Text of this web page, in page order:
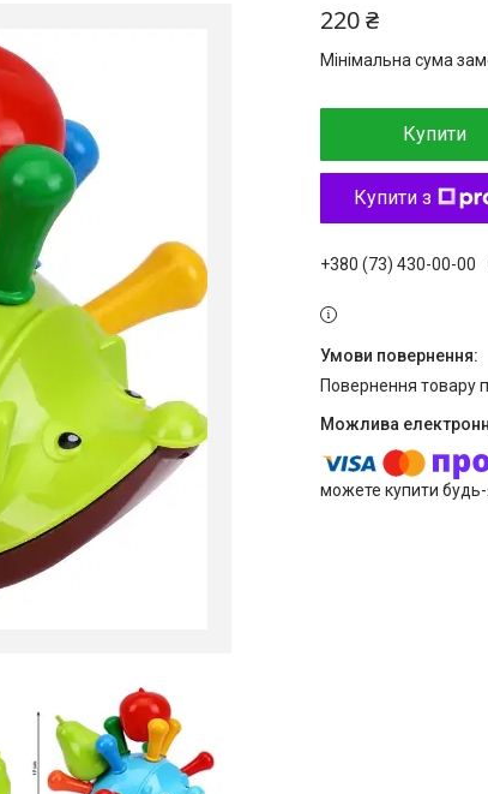
220 ₴
Мінімальна сума
Купити
Купити з
+380 (73) 430-00-00
повернення товару
можете купити